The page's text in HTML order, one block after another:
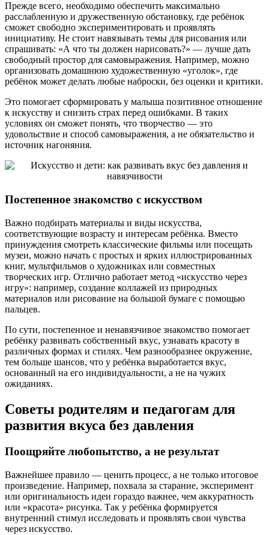
Прежде всего, необходимо обеспечить максимально
расслабленную и дружественную обстановку, где ребёнок
сможет свободно экспериментировать и проявлять
инициативу. Не стоит навязывать темы для рисования или
спрашивать: «А что ты должен нарисовать?» — лучше дать
свободный простор для самовыражения. Например, можно
организовать домашнюю художественную «уголок», где
ребёнок может делать любые наброски, без оценки и критики.
Это помогает сформировать у малыша позитивное отношение
к искусству и снизить страх перед ошибками. В таких
условиях он сможет понять, что творчество — это
удовольствие и способ самовыражения, а не обязательство и
источник нагоняния.
Постепенное знакомство с искусством
Важно подбирать материалы и виды искусства,
соответствующие возрасту и интересам ребёнка. Вместо
принуждения смотреть классические фильмы или посещать
музеи, можно начать с простых и ярких иллюстрированных
книг, мультфильмов о художниках или совместных
творческих игр. Отлично работает метод «искусство через
игру»: например, создание коллажей из природных
материалов или рисование на большой бумаге с помощью
пальцев.
По сути, постепенное и ненавязчивое знакомство помогает
ребёнку развивать собственный вкус, узнавать красоту в
различных формах и стилях. Чем разнообразнее окружение,
тем больше шансов, что у ребёнка выработается вкус,
основанный на его индивидуальности, а не на чужих
ожиданиях.
Советы родителям и педагогам для
развития вкуса без давления
Поощряйте любопытство, а не результат
Важнейшее правило — ценить процесс, а не только итоговое
произведение. Например, похвала за старание, эксперимент
или оригинальность идеи гораздо важнее, чем аккуратность
или «красота» рисунка. Так у ребёнка формируется
внутренний стимул исследовать и проявлять свои чувства
через искусство.